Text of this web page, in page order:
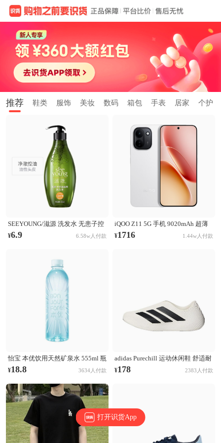
推荐 鞋类 服饰 美妆 数码 箱包 手表 居家 个护
SEEYOUNG/滋源 洗发水 无患子控
油清爽洗发水 无硅油 【油性】无
¥6.9 6.58w人付款
iQOO Z11 5G 手机 9020mAh 超薄
青海电池 165Hz护眼屏 学生 电竞
¥1716 1.44w人付款
怡宝 本优饮用天然矿泉水 555ml 瓶
装 膜包装非矿泉水
¥18.8 3634人付款
adidas Purechill 运动休闲鞋 舒适耐
磨防滑贴合 亮白色/黑色
¥178 2383人付款
打开识货App